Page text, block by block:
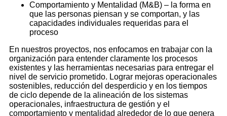
Comportamiento y Mentalidad (M&B) – la forma en
que las personas piensan y se comportan, y las
capacidades individuales requeridas para el
proceso
En nuestros proyectos, nos enfocamos en trabajar con la
organización para entender claramente los procesos
existentes y las herramientas necesarias para entregar el
nivel de servicio prometido. Lograr mejoras operacionales
sostenibles, reducción del desperdicio y en los tiempos
de ciclo depende de la alineación de los sistemas
operacionales, infraestructura de gestión y el
comportamiento y mentalidad alrededor de lo que genera